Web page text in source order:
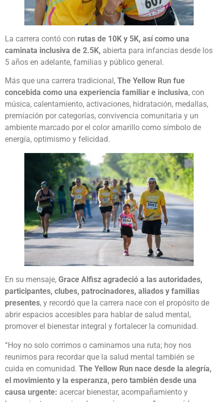
La carrera contó con rutas de 10K y 5K, así como una
caminata inclusiva de 2.5K, abierta para infancias desde los
5 años en adelante, familias y público general.
Más que una carrera tradicional, The Yellow Run fue
concebida como una experiencia familiar e inclusiva, con
música, calentamiento, activaciones, hidratación, medallas,
premiación por categorías, convivencia comunitaria y un
ambiente marcado por el color amarillo como símbolo de
energía, optimismo y felicidad.
En su mensaje, Grace Alfisz agradeció a las autoridades,
participantes, clubes, patrocinadores, aliados y familias
presentes, y recordó que la carrera nace con el propósito de
abrir espacios accesibles para hablar de salud mental,
promover el bienestar integral y fortalecer la comunidad.
“Hoy no solo corrimos o caminamos una ruta; hoy nos
reunimos para recordar que la salud mental también se
cuida en comunidad. The Yellow Run nace desde la alegría,
el movimiento y la esperanza, pero también desde una
causa urgente: acercar bienestar, acompañamiento y